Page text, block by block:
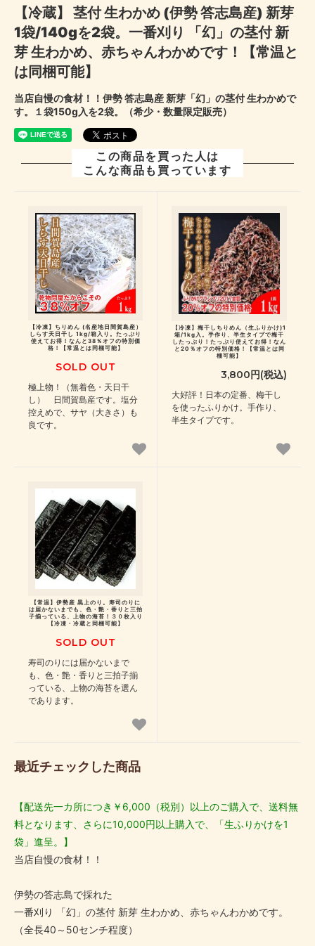
【冷蔵】 茎付 生わかめ (伊勢 答志島産) 新芽
1袋/140gを2袋。一番刈り 「幻」の茎付 新
芽 生わかめ、赤ちゃんわかめです！【常温と
は同梱可能】
当店自慢の食材！！伊勢 答志島産 新芽「幻」の茎付 生わかめで
す。１袋150g入を2袋。（希少・数量限定販売）
この商品を買った人は
こんな商品も買っています
【冷凍】ちりめん (名産地日間賀島産）
しらす天日干し 1kg/箱入り。たっぷり
使えてお得！なんと38％オフの特別価
格！【常温とは同梱可能】
SOLD OUT
極上物！（無着色・天日干
し） 日間賀島産です。塩分
控えめで、サヤ（大きさ）も
良です。
【冷凍】梅干しちりめん（生ふりかけ)1
箱/1kg入。手作り、半生タイプで梅干
したっぷり！たっぷり使えてお得！なん
と20％オフの特別価格！【常温とは同
梱可能】
3,800円(税込)
大好評！日本の定番、梅干し
を使ったふりかけ。手作り、
半生タイプです。
【常温】伊勢産 黒上のり。寿司のりに
は届かないまでも、色・艶・香りと三拍
子揃っている、上物の海苔！３０枚入り
【冷凍・冷蔵と同梱可能】
SOLD OUT
寿司のりには届かないまで
も、色・艶・香りと三拍子揃
っている、上物の海苔を選ん
であります。
最近チェックした商品
【配送先一カ所につき￥6,000（税別）以上のご購入で、送料無
料となります、さらに10,000円以上購入で、「生ふりかけを1
袋」進呈。】
当店自慢の食材！！
伊勢の答志島で採れた
一番刈り 「幻」の茎付 新芽 生わかめ、赤ちゃんわかめです。
（全長40～50センチ程度）